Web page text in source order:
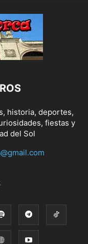
historia, deportes,
fiestas y
del Sol